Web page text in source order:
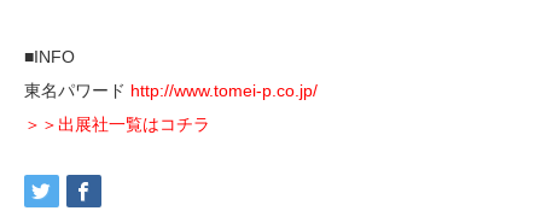
■INFO
東名パワード http://www.tomei-p.co.jp/
＞＞出展社一覧はコチラ